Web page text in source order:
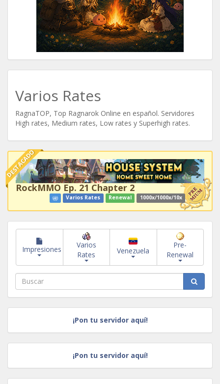
Varios Rates
RagnaTOP, Top Ragnarok Online en español. Servidores
High rates, Medium rates, Low rates y Superhigh rates.
DESTACADO
RockMMO Ep. 21 Chapter 2
Varios Rates Renewal 1000x/1000x/10x
Impresiones
Varios
Rates
Venezuela
Pre-
Renewal
¡Pon tu servidor aquí!
¡Pon tu servidor aquí!